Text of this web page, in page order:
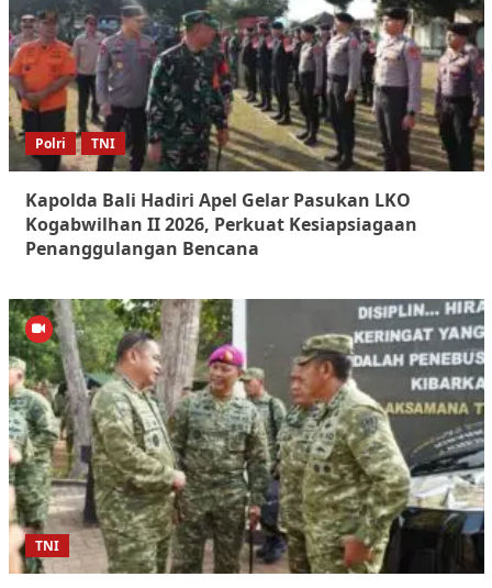
Polri TNI
Kapolda Bali Hadiri Apel Gelar Pasukan LKO
Kogabwilhan II 2026, Perkuat Kesiapsiagaan
Penanggulangan Bencana
TNI